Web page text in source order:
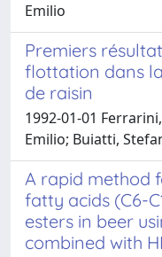
Emilio
Premiers
flottation dans
de raisin
1992-01-01
Emilio; Buiatti,
A rapid method
fatty acids (C6-
esters in beer
combined with